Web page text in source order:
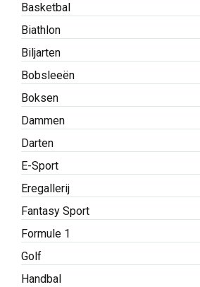
Basketbal
Biathlon
Biljarten
Bobsleeën
Boksen
Dammen
Darten
E-Sport
Eregallerij
Fantasy Sport
Formule 1
Golf
Handbal